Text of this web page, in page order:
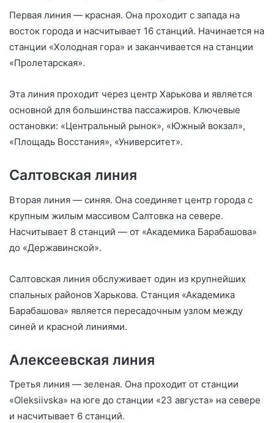
Первая линия — красная. Она проходит с запада на
восток города и насчитывает 16 станций. Начинается на
станции «Холодная гора» и заканчивается на станции
«Пролетарская».
Эта линия проходит через центр Харькова и является
основной для большинства пассажиров. Ключевые
остановки: «Центральный рынок», «Южный вокзал»,
«Площадь Восстания», «Университет».
Салтовская линия
Вторая линия — синяя. Она соединяет центр города с
крупным жилым массивом Салтовка на севере.
Насчитывает 8 станций — от «Академика Барабашова»
до «Державинской».
Салтовская линия обслуживает один из крупнейших
спальных районов Харькова. Станция «Академика
Барабашова» является пересадочным узлом между
синей и красной линиями.
Алексеевская линия
Третья линия — зеленая. Она проходит от станции
«Oleksiivska» на юге до станции «23 августа» на севере
и насчитывает 6 станций.